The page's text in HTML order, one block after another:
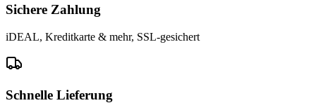
Sichere Zahlung
iDEAL, Kreditkarte & mehr, SSL-gesichert
Schnelle Lieferung